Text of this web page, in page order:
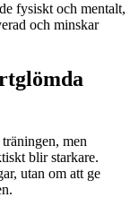
fysiskt och mentalt,
och minskar
men
blir starkare.
utan om att ge